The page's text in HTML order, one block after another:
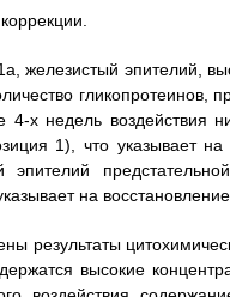
железистый эпителий,
4-х недель воздействия
1), что указывает
эпителий
на
результаты
высокие